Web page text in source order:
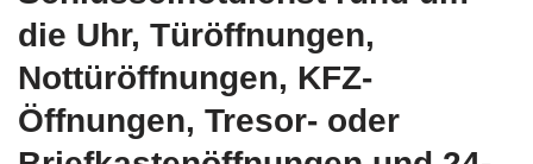
die Uhr, Türöffnungen,
Nottüröffnungen, KFZ-
Öffnungen, Tresor- oder